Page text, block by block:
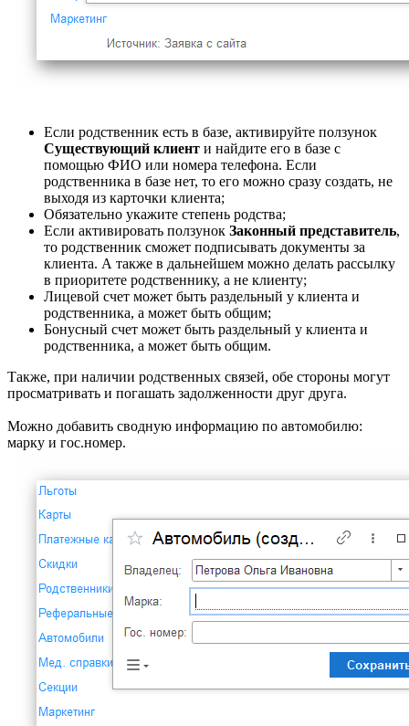
Если родственник есть в базе, активируйте ползунок
Существующий клиент и найдите его в базе с
помощью ФИО или номера телефона. Если
родственника в базе нет, то его можно сразу создать, не
выходя из карточки клиента;
Обязательно укажите степень родства;
Если активировать ползунок Законный представитель,
то родственник сможет подписывать документы за
клиента. А также в дальнейшем можно делать рассылку
в приоритете родственнику, а не клиенту;
Лицевой счет может быть раздельный у клиента и
родственника, а может быть общим;
Бонусный счет может быть раздельный у клиента и
родственника, а может быть общим.
Также, при наличии родственных связей, обе стороны могут
просматривать и погашать задолженности друг друга.
Можно добавить сводную информацию по автомобилю:
марку и гос.номер.